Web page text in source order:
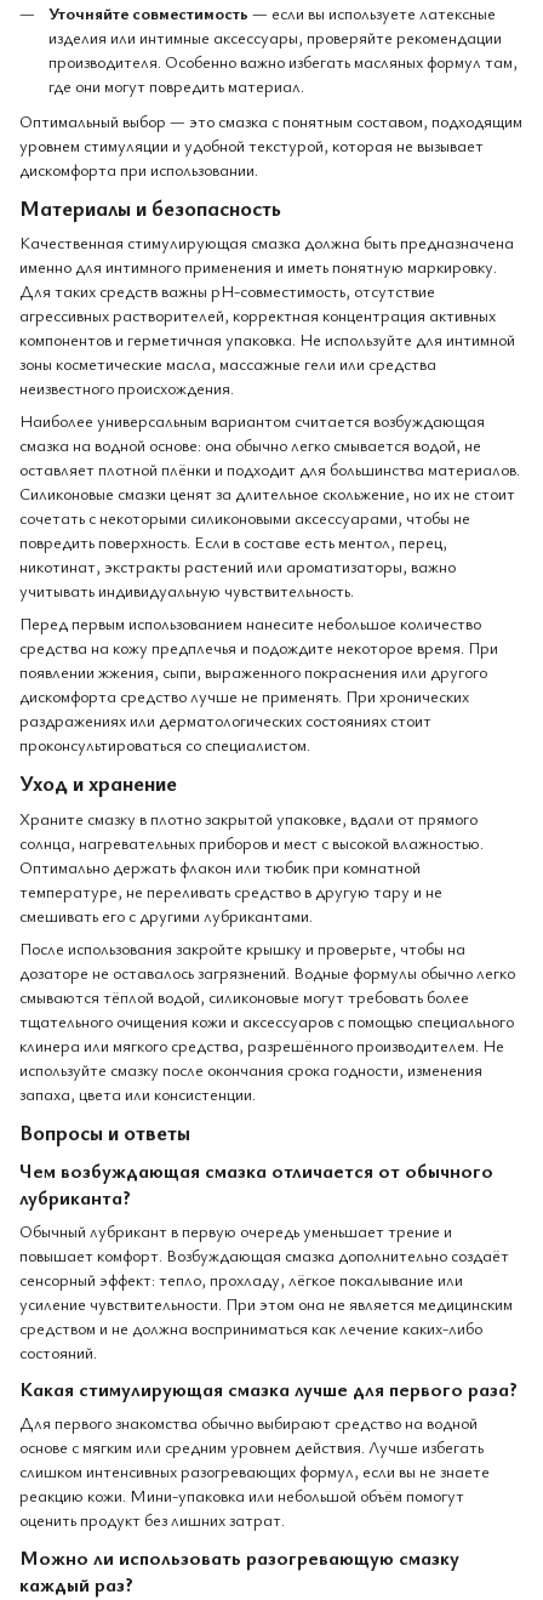
Уточняйте совместимость — если вы используете латексные
изделия или интимные аксессуары, проверяйте рекомендации
производителя. Особенно важно избегать масляных формул там,
где они могут повредить материал.
Оптимальный выбор — это смазка с понятным составом, подходящим
уровнем стимуляции и удобной текстурой, которая не вызывает
дискомфорта при использовании.
Материалы и безопасность
Качественная стимулирующая смазка должна быть предназначена
именно для интимного применения и иметь понятную маркировку.
Для таких средств важны pH-совместимость, отсутствие
агрессивных растворителей, корректная концентрация активных
компонентов и герметичная упаковка. Не используйте для интимной
зоны косметические масла, массажные гели или средства
неизвестного происхождения.
Наиболее универсальным вариантом считается возбуждающая
смазка на водной основе: она обычно легко смывается водой, не
оставляет плотной плёнки и подходит для большинства материалов.
Силиконовые смазки ценят за длительное скольжение, но их не стоит
сочетать с некоторыми силиконовыми аксессуарами, чтобы не
повредить поверхность. Если в составе есть ментол, перец,
никотинат, экстракты растений или ароматизаторы, важно
учитывать индивидуальную чувствительность.
Перед первым использованием нанесите небольшое количество
средства на кожу предплечья и подождите некоторое время. При
появлении жжения, сыпи, выраженного покраснения или другого
дискомфорта средство лучше не применять. При хронических
раздражениях или дерматологических состояниях стоит
проконсультироваться со специалистом.
Уход и хранение
Храните смазку в плотно закрытой упаковке, вдали от прямого
солнца, нагревательных приборов и мест с высокой влажностью.
Оптимально держать флакон или тюбик при комнатной
температуре, не переливать средство в другую тару и не
смешивать его с другими лубрикантами.
После использования закройте крышку и проверьте, чтобы на
дозаторе не оставалось загрязнений. Водные формулы обычно легко
смываются тёплой водой, силиконовые могут требовать более
тщательного очищения кожи и аксессуаров с помощью специального
клинера или мягкого средства, разрешённого производителем. Не
используйте смазку после окончания срока годности, изменения
запаха, цвета или консистенции.
Вопросы и ответы
Чем возбуждающая смазка отличается от обычного
лубриканта?
Обычный лубрикант в первую очередь уменьшает трение и
повышает комфорт. Возбуждающая смазка дополнительно создаёт
сенсорный эффект: тепло, прохладу, лёгкое покалывание или
усиление чувствительности. При этом она не является медицинским
средством и не должна восприниматься как лечение каких-либо
состояний.
Какая стимулирующая смазка лучше для первого раза?
Для первого знакомства обычно выбирают средство на водной
основе с мягким или средним уровнем действия. Лучше избегать
слишком интенсивных разогревающих формул, если вы не знаете
реакцию кожи. Мини-упаковка или небольшой объём помогут
оценить продукт без лишних затрат.
Можно ли использовать разогревающую смазку
каждый раз?